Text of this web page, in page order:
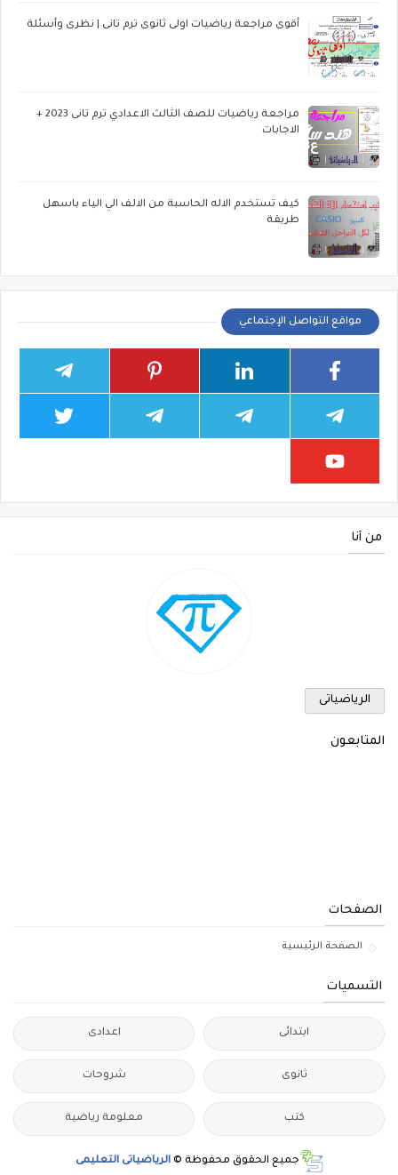
أقوى مراجعة رياضيات اولى ثانوى ترم تانى | نظرى وأسئلة
مراجعة رياضيات للصف الثالث الاعدادي ترم تانى 2023 +
الاجابات
كيف تستخدم الاله الحاسبة من الالف الي الياء باسهل
طريقة
مواقع التواصل الإجتماعي
من أنا
الرياضياتى
المتابعون
الصفحات
الصفحة الرئيسية
التسميات
ابتدائى اعدادى
ثانوى شروحات
كتب معلومة رياضية
جميع الحقوق محفوظة © الرياضياتى التعليمى